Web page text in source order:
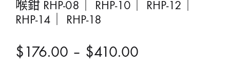
喉鉗 RHP-08｜ RHP-10｜ RHP-12｜
RHP-14｜ RHP-18
$176.00 – $410.00